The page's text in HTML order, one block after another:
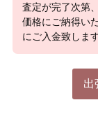
査定が完了次第
価格にご納得い
にご入金致します
出